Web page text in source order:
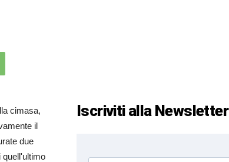
cimasa,
il
due
quell'ultimo
Iscriviti alla Newsletter